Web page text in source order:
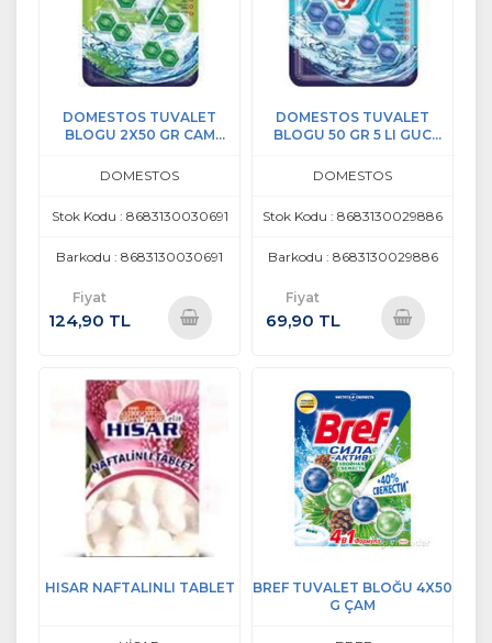
DOMESTOS TUVALET
BLOGU 2X50 GR CAM
DOMESTOS
Stok Kodu : 8683130030691
Barkodu : 8683130030691
Fiyat
124,90 TL
Ekle
DOMESTOS TUVALET
BLOGU 50 GR 5 LI GUC
DOMESTOS
Stok Kodu : 8683130029886
Barkodu : 8683130029886
Fiyat
69,90 TL
HISAR NAFTALINLI TABLET
BREF TUVALET BLOĞU 4X50
G ÇAM